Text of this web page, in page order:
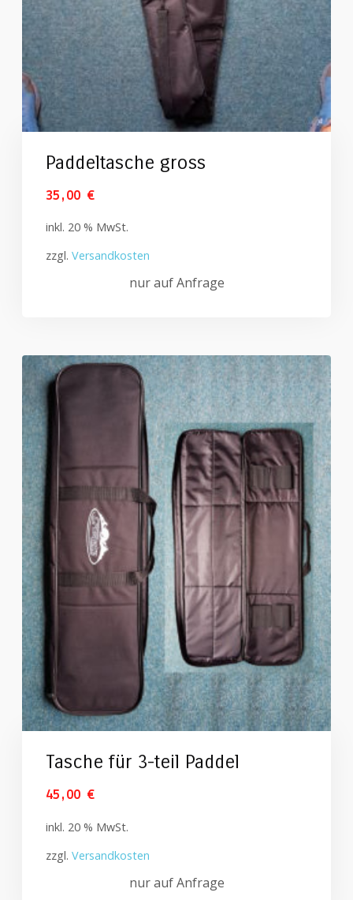
Paddeltasche gross
35,00 €
inkl. 20 % MwSt.
zzgl. Versandkosten
nur auf Anfrage
Tasche für 3-teil Paddel
45,00 €
inkl. 20 % MwSt.
zzgl. Versandkosten
nur auf Anfrage